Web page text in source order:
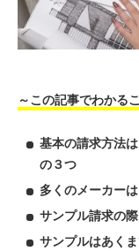
～この記事でわかる
基本の請求方法
の３つ
多くのメーカー
サンプル請求の
サンプルはあく